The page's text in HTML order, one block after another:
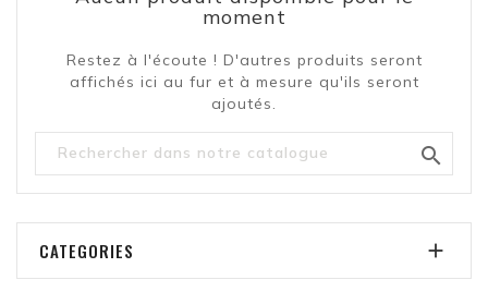
moment
Restez à l'écoute ! D'autres produits seront
affichés ici au fur et à mesure qu'ils seront
ajoutés.

CATEGORIES 